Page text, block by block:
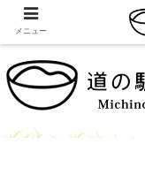
メニュー